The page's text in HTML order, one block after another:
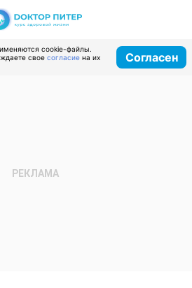
cookie-файлы.
свое согласие на их
Согласен